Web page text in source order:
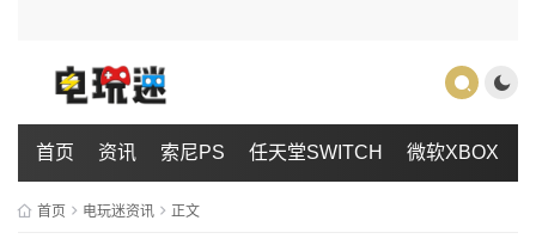
首页 资讯 索尼PS 任天堂SWITCH 微软XBOX
首页 电玩迷资讯 正文